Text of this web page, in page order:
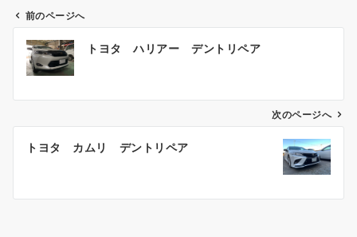
ビ
ン
前のページへ
トヨタ ハリアー デントリペア
次のページへ
トヨタ カムリ デントリペア